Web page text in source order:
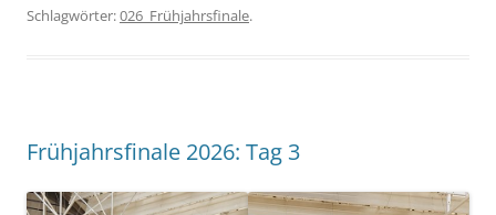
Schlagwörter:026_Frühjahrsfinale.
Frühjahrsfinale 2026: Tag 3